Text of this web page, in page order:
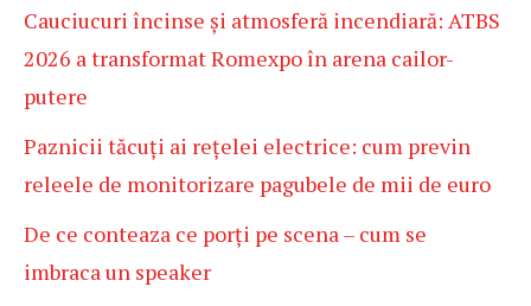
Cauciucuri încinse și atmosferă incendiară: ATBS
2026 a transformat Romexpo în arena cailor-
putere
Paznicii tăcuți ai rețelei electrice: cum previn
releele de monitorizare pagubele de mii de euro
De ce conteaza ce porți pe scena – cum se
imbraca un speaker